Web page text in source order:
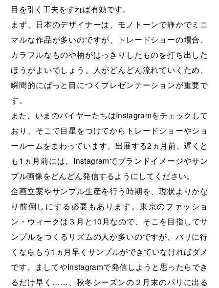
目を引く工夫をすれば有効です。
まず、日本のデザイナーは、モノトーンで静かでミニ
マルな作品が多いのですが、トレードショーの場合、
カラフルなものや柄がはっきりしたものを打ち出した
ほうがよいでしょう。人がどんどん流れていくため、
瞬間的にぱっと目につくプレゼンテーションが重要で
す。
また、いまのバイヤーたちはInstagramをチェックして
おり、そこで目星をつけてからトレードショーやショ
ールームをまわっています。出展する2ヵ月前、遅くと
も1ヵ月前には、Instagramでブランドイメージやサン
プル画像をどんどん発信するようにしてください。
企画立案やサンプル生産を行う時期を、現状よりかな
り前倒しにする必要もあります。東京のファッショ
ン・ウィークは３月と10月なので、そこを目指してサ
ンプルをつくるリズムの人が多いのですが、パリに行
くならもう1ヵ月早くサンプルができていなければダメ
です。ましてやInstagramで発信しようと思ったらでき
るだけ早く……、秋冬シーズンの２月末のパリに出る